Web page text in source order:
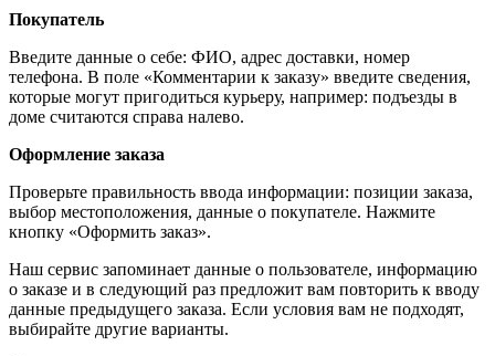
Покупатель
Введите данные о себе: ФИО, адрес доставки, номер
телефона. В поле «Комментарии к заказу» введите сведения,
которые могут пригодиться курьеру, например: подъезды в
доме считаются справа налево.
Оформление заказа
Проверьте правильность ввода информации: позиции заказа,
выбор местоположения, данные о покупателе. Нажмите
кнопку «Оформить заказ».
Наш сервис запоминает данные о пользователе, информацию
о заказе и в следующий раз предложит вам повторить к вводу
данные предыдущего заказа. Если условия вам не подходят,
выбирайте другие варианты.